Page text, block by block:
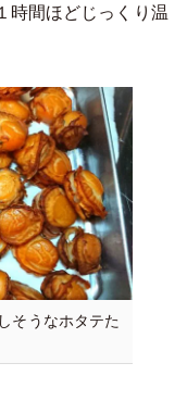
時間ほどじっくり温
そうなホタテた